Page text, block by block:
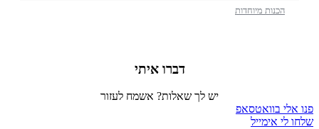
הכנות מיוחדות
דברו איתי
יש לך שאלות? אשמח לעזור
פנו אלי בוואטסאפ
שלחו לי אימייל